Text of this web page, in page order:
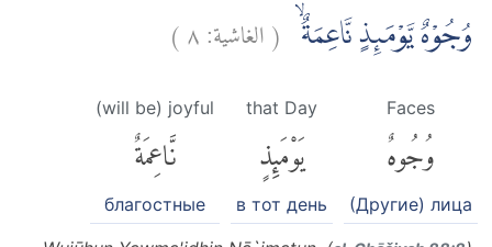
وُجُوْهٌ يَّوْمَىِٕذٍ نَّاعِمَةٌ ۙ (الغاشية:٨)
Faces
وُجُوهٌ
(Другие) лица
that Day
يَوْمَئِذٍ
в тот день
(will be) joyful
نَّاعِمَةٌ
благостные